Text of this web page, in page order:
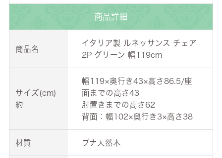
商品詳細
商品名
イタリア製 ルネッサンス チェア
2P グリーン 幅119cm
サイズ(cm)
約
幅119×奥行き43×高さ86.5/座
面までの高さ43
肘置きまでの高さ62
背面：幅102×奥行き3×高さ38
材質 ブナ天然木